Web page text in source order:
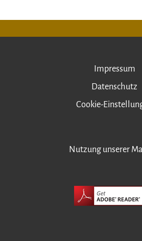
Impressum
Datenschutz
Cookie-
Nutzung unserer